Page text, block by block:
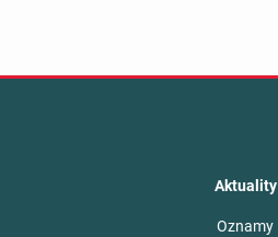
Aktuality
Oznamy